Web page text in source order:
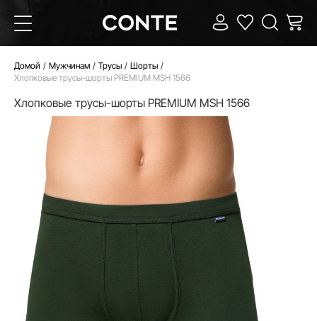
Домой Мужчинам Трусы
Шорты
Хлопковые трусы-шорты PREMIUM MSH 1566
Хлопковые трусы-шорты PREMIUM MSH 1566